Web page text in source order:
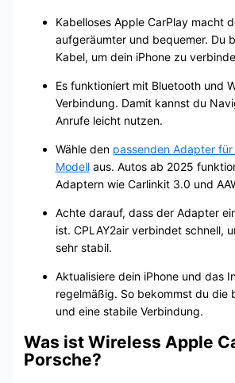
Kabelloses Apple CarPlay macht
aufgeräumter und bequemer. Du
Kabel, um dein iPhone zu
Es funktioniert mit Bluetooth und
Verbindung. Damit kannst du
Anrufe leicht nutzen.
Wähle den passenden Adapter
Modellaus. Autos ab 2025
Adaptern wie Carlinkit 3.0 und
Achte darauf, dass der Adapter
ist. CPLAY2air verbindet schnell,
sehr stabil.
Aktualisiere dein iPhone und das
regelmäßig. So bekommst du die
und eine stabile Verbindung.
Was ist Wireless Apple
Porsche?